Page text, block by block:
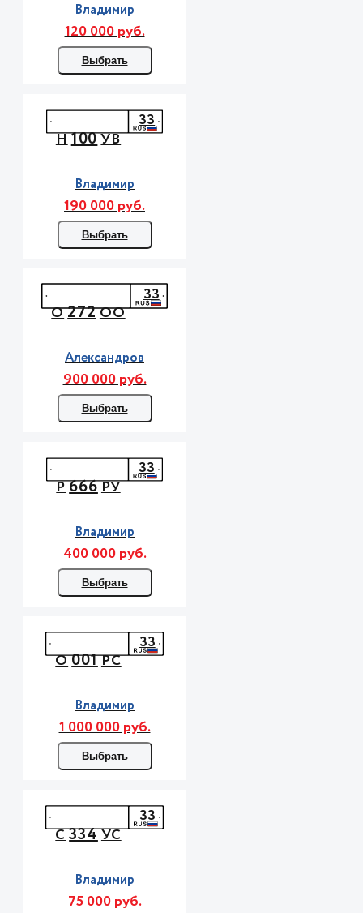
Владимир
120 000 руб.
Выбрать
Н100УВ
33
Владимир
190 000 руб.
Выбрать
О272ОО
33
Александров
900 000 руб.
Выбрать
Р666РУ
33
Владимир
400 000 руб.
Выбрать
О001РС
33
Владимир
1 000 000 руб.
Выбрать
С334УС
33
Владимир
75 000 руб.